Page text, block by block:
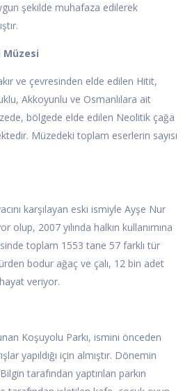
şekilde muhafaza edilerek
Müzesi
ve çevresinden elde edilen Hitit,
Akkoyunlu ve Osmanlılara ait
bölgede elde edilen Neolitik çağa
Müzedeki toplam eserlerin sayısı
karşılayan eski ismiyle Ayşe Nur
olup, 2007 yılında halkın kullanımına
toplam 1553 tane 57 farklı tür
bodur ağaç ve çalı, 12 bin adet
veriyor.
Koşuyolu Parkı, ismini önceden
yapıldığı için almıştır. Dönemin
tarafından yaptırılan parkın